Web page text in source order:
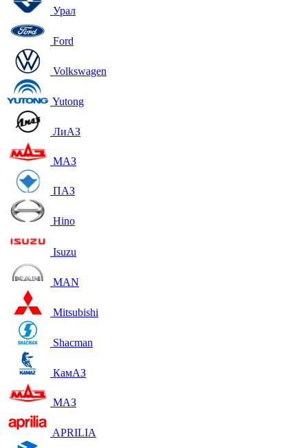
Урал
Ford
Volkswagen
Yutong
ЛиАЗ
МАЗ
ПАЗ
Hino
Isuzu
MAN
Mitsubishi
Shacman
КамАЗ
МАЗ
APRILIA